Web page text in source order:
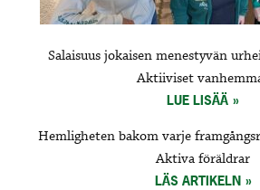
Salaisuus jokaisen menestyvän
Aktiiviset
LUE LISÄÄ
Hemligheten bakom varje
Aktiva föräldrar
LÄS ARTIKELN